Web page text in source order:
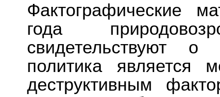
Фактографические
года
свидетельствуют
политика является
деструктивным